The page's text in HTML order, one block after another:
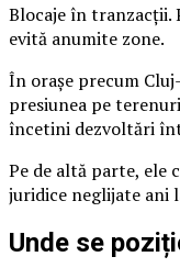
Blocaje în tranzacții.
evită anumite zone.
În orașe precum
presiunea pe
încetini dezvoltări
Pe de altă parte, ele
juridice neglijate ani
Unde se